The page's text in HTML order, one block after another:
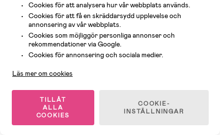
Fri frakt
Superpris
-32%
Plustest
Cookies för att analysera hur vår webbplats används.
Cookies för att få en skräddarsydd upplevelse och
annonsering av vår webbplats.
Cookies som möjliggör personliga annonser och
rekommendationer via Google.
Cookies för annonsering och sociala medier.
Läs mer om cookies
TILLÅT
ALLA
COOKIES
COOKIE-
INSTÄLLNINGAR